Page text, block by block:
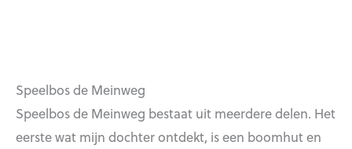
Speelbos de Meinweg
Speelbos de Meinweg bestaat uit meerdere delen. Het
eerste wat mijn dochter ontdekt, is een boomhut en